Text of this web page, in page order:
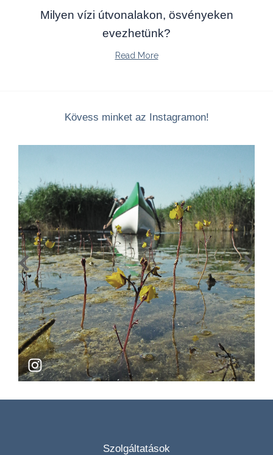
Milyen vízi útvonalakon, ösvényeken
evezhetünk?
Read More
Kövess minket az Instagramon!
Szolgáltatások